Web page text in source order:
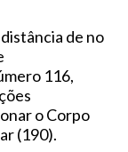
de no
116,
o Corpo
(190).